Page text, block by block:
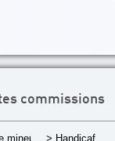
commissions
> Handicaf